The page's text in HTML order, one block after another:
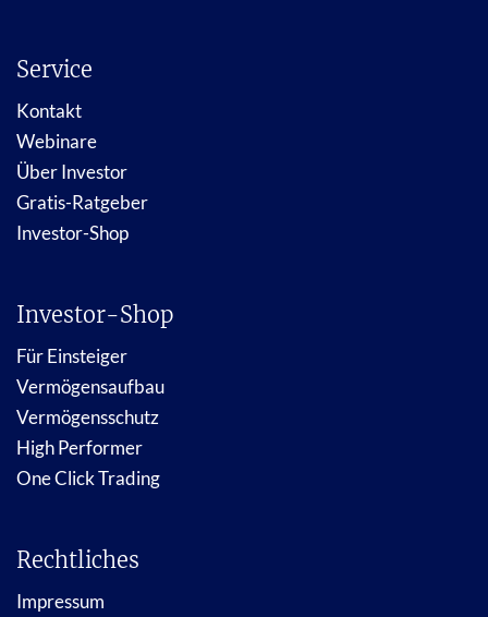
Service
Kontakt
Webinare
Über Investor
Gratis-Ratgeber
Investor-Shop
Investor-Shop
Für Einsteiger
Vermögensaufbau
Vermögensschutz
High Performer
One Click Trading
Rechtliches
Impressum